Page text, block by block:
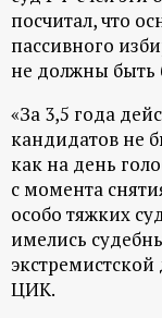
й
п
о
р
т
а
посчитал, что
пассивного
не должны быть
«За 3,5 года
кандидатов не
как на день
с момента
особо тяжких
имелись
экстремистской
ЦИК.